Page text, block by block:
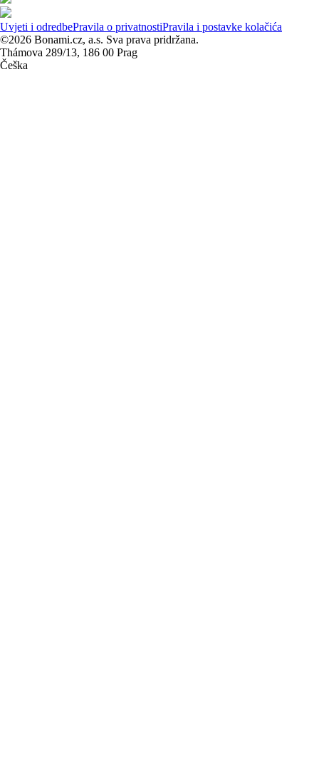
Uvjeti i odredbePravila o privatnostiPravila i postavke kolačića
©2026 Bonami.cz, a.s. Sva prava pridržana.
Thámova 289/13, 186 00 Prag
Češka